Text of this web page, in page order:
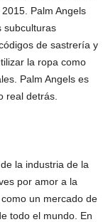
Palm Angels
subculturas
de sastrería y
la ropa como
Palm Angels es
real detrás.
la industria de la
por amor a la
un mercado de
todo el mundo. En